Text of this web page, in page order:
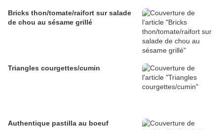
Bricks thon/tomate/raifort sur salade
de chou au sésame grillé
Triangles courgettes/cumin
Authentique pastilla au boeuf